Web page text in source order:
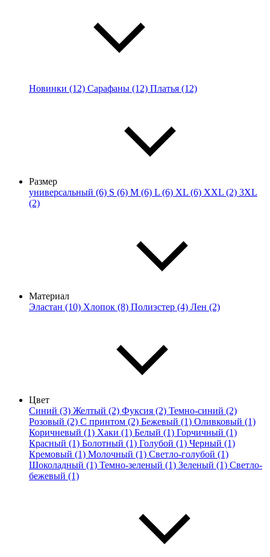
Новинки (12) Сарафаны (12) Платья (12)
Размер
универсальный (6) S (6) M (6) L (6) XL (6) XXL (2) 3XL
(2)
Материал
Эластан (10) Хлопок (8) Полиэстер (4) Лен (2)
Цвет
Синий (3) Желтый (2) Фуксия (2) Темно-синий (2)
Розовый (2) С принтом (2) Бежевый (1) Оливковый (1)
Коричневый (1) Хаки (1) Белый (1) Горчичный (1)
Красный (1) Болотный (1) Голубой (1) Черный (1)
Кремовый (1) Молочный (1) Светло-голубой (1)
Шоколадный (1) Темно-зеленый (1) Зеленый (1) Светло-
бежевый (1)